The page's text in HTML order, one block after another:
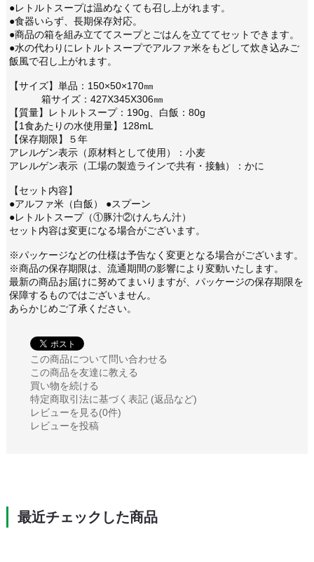
●レトルトスープは温めなくても召し上がれます。
●食器いらず、長期保存対応。
●商品の箱を組み立ててスープとごはんを立ててセットできます。
●水の代わりにレトルトスープでアルファ米をもどして炊き込みご
飯風で召し上がれます。
【サイズ】単品：150×50×170㎜
箱サイズ：427X345X306㎜
【質量】レトルトスープ：190g、白飯：80g
【1食あたりの水使用量】128mL
【保存期限】５年
アレルゲン表示（原材料として使用）：小麦
アレルゲン表示（工場の製造ラインで共有・接触）：かに
【セット内容】
●アルファ米（白飯） ●スプーン
●レトルトスープ（①豚汁②けんちん汁）
セット内容は変更になる場合がございます。
※パッケージなどの仕様は予告なく変更となる場合がございます。
※商品の保存期限は、流通期間の影響により変動いたします。
最新の商品お届けに努めてまいりますが、パッケージの保存期限を
保障するものではございません。
あらかじめご了承ください。
この商品について問い合わせる
この商品を友達に教える
買い物を続ける
特定商取引法に基づく表記 (返品など)
レビューを見る(0件)
レビューを投稿
最近チェックした商品